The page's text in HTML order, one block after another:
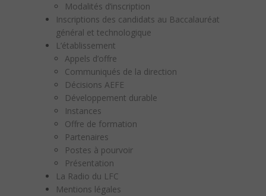
Modalités d’inscription
Inscriptions des candidats au Baccalauréat
général et technologique
L’établissement
Appels d’offre
Communiqués de la direction
Décisions AEFE
Développement durable
Instances
Offre de formation
Partenaires
Postes à pourvoir
Présentation
La Radio du LFC
Mentions légales